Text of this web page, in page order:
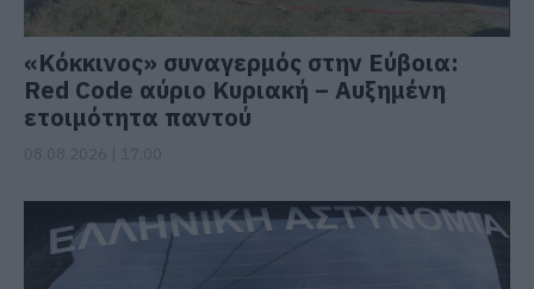
«Κόκκινος» συναγερμός στην Εύβοια:
Red Code αύριο Κυριακή – Αυξημένη
ετοιμότητα παντού